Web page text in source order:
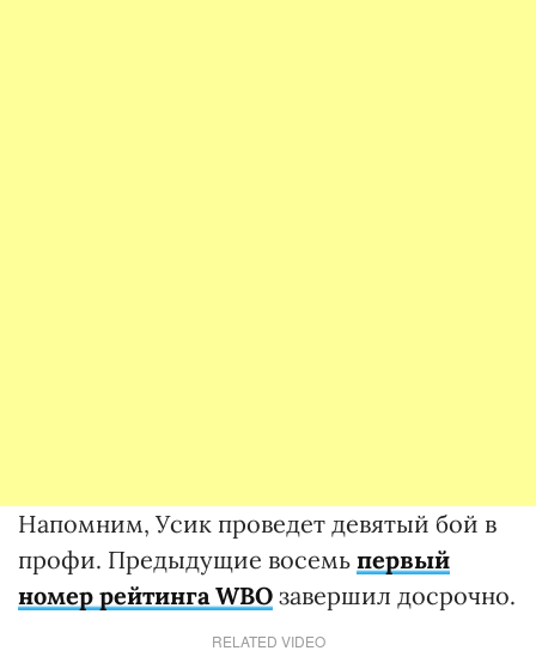
Напомним, Усик проведет девятый бой в
профи. Предыдущие восемь первый
номер рейтинга WBO завершил досрочно.
RELATED VIDEO